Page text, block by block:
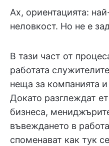
Ах, ориентацията:
неловкост. Но не е
В тази част от
работата
неща за компанията
Докато разглеждат
бизнеса,
въвеждането в
споменават как тук